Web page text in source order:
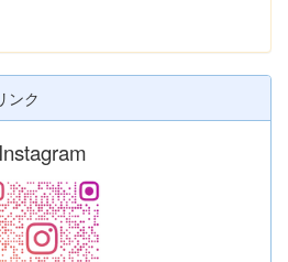
ンク
Instagram